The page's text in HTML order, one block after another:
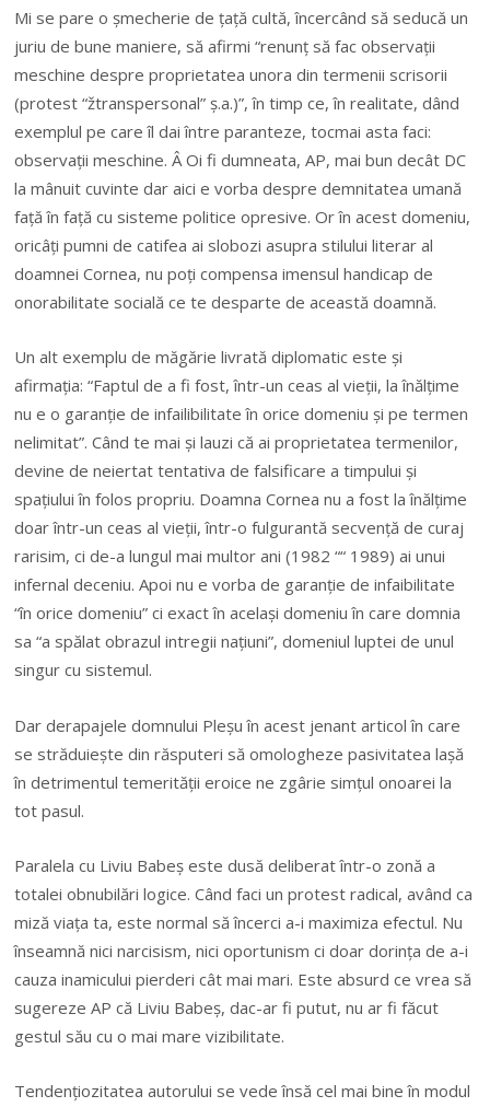
Mi se pare o șmecherie de țață cultă, încercând să seducă un
juriu de bune maniere, să afirmi “renunț să fac observații
meschine despre proprietatea unora din termenii scrisorii
(protest “žtranspersonal” ș.a.)”, în timp ce, în realitate, dând
exemplul pe care îl dai între paranteze, tocmai asta faci:
observații meschine. Â Oi fi dumneata, AP, mai bun decât DC
la mânuit cuvinte dar aici e vorba despre demnitatea umană
față în față cu sisteme politice opresive. Or în acest domeniu,
oricâți pumni de catifea ai slobozi asupra stilului literar al
doamnei Cornea, nu poți compensa imensul handicap de
onorabilitate socială ce te desparte de această doamnă.
Un alt exemplu de măgărie livrată diplomatic este și
afirmația: “Faptul de a fi fost, într-un ceas al vieții, la înălțime
nu e o garanție de infailibilitate în orice domeniu și pe termen
nelimitat”. Când te mai și lauzi că ai proprietatea termenilor,
devine de neiertat tentativa de falsificare a timpului și
spațiului în folos propriu. Doamna Cornea nu a fost la înălțime
doar într-un ceas al vieții, într-o fulgurantă secvență de curaj
rarisim, ci de-a lungul mai multor ani (1982 ““ 1989) ai unui
infernal deceniu. Apoi nu e vorba de garanție de infaibilitate
“în orice domeniu” ci exact în același domeniu în care domnia
sa “a spălat obrazul intregii națiuni”, domeniul luptei de unul
singur cu sistemul.
Dar derapajele domnului Pleșu în acest jenant articol în care
se străduiește din răsputeri să omologheze pasivitatea lașă
în detrimentul temerității eroice ne zgârie simțul onoarei la
tot pasul.
Paralela cu Liviu Babeș este dusă deliberat într-o zonă a
totalei obnubilări logice. Când faci un protest radical, având ca
miză viața ta, este normal să încerci a-i maximiza efectul. Nu
înseamnă nici narcisism, nici oportunism ci doar dorința de a-i
cauza inamicului pierderi cât mai mari. Este absurd ce vrea să
sugereze AP că Liviu Babeș, dac-ar fi putut, nu ar fi făcut
gestul său cu o mai mare vizibilitate.
Tendențiozitatea autorului se vede însă cel mai bine în modul